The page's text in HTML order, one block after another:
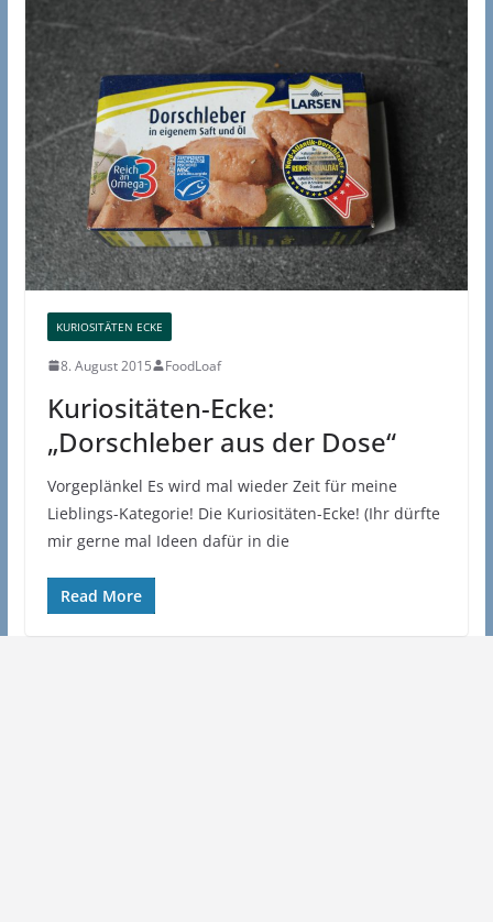
KURIOSITÄTEN ECKE
8. August 2015 FoodLoaf
Kuriositäten-Ecke:
„Dorschleber aus der Dose“
Vorgeplänkel Es wird mal wieder Zeit für meine
Lieblings-Kategorie! Die Kuriositäten-Ecke! (Ihr dürfte
mir gerne mal Ideen dafür in die
Read More